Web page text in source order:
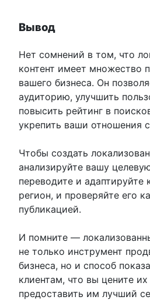
Вывод
Нет сомнений в том, что
контент имеет множество
вашего бизнеса. Он
аудиторию, улучшить
повысить рейтинг в
укрепить ваши отношения
Чтобы создать
анализируйте вашу
переводите и адаптируйте
регион, и проверяйте его
публикацией.
И помните —
не только инструмент
бизнеса, но и способ
клиентам, что вы цените
предоставить им лучший